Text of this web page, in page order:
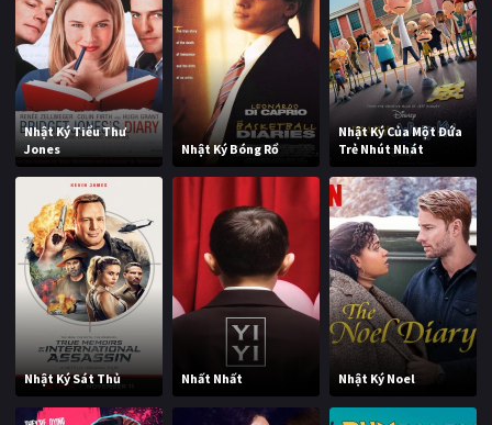
Nhật Ký Tiểu Thư
Jones
Nhật Ký Bóng Rổ
Nhật Ký Của Một Đứa
Trẻ Nhút Nhát
Nhật Ký Sát Thủ Nhất Nhất Nhật Ký Noel